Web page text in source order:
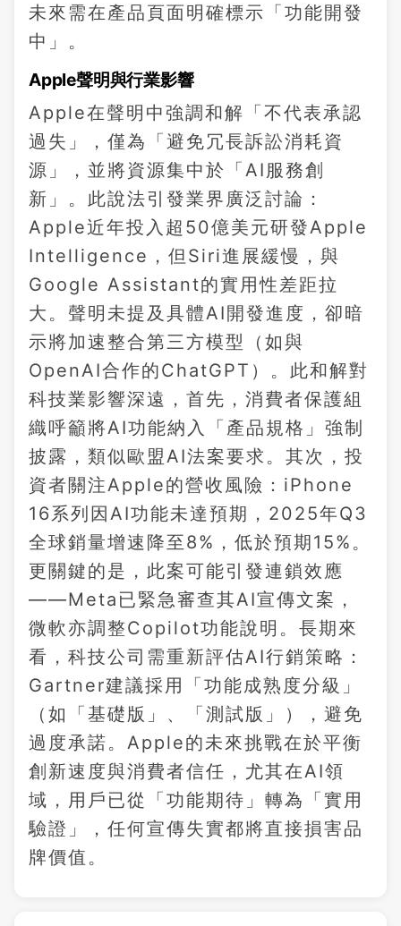
未來需在產品頁面明確標示「功能開發
中」。
Apple聲明與行業影響
Apple在聲明中強調和解「不代表承認
過失」，僅為「避免冗長訴訟消耗資
源」，並將資源集中於「AI服務創
新」。此說法引發業界廣泛討論：
Apple近年投入超50億美元研發Apple
Intelligence，但Siri進展緩慢，與
Google Assistant的實用性差距拉
大。聲明未提及具體AI開發進度，卻暗
示將加速整合第三方模型（如與
OpenAI合作的ChatGPT）。此和解對
科技業影響深遠，首先，消費者保護組
織呼籲將AI功能納入「產品規格」強制
披露，類似歐盟AI法案要求。其次，投
資者關注Apple的營收風險：iPhone
16系列因AI功能未達預期，2025年Q3
全球銷量增速降至8%，低於預期15%。
更關鍵的是，此案可能引發連鎖效應
——Meta已緊急審查其AI宣傳文案，
微軟亦調整Copilot功能說明。長期來
看，科技公司需重新評估AI行銷策略：
Gartner建議採用「功能成熟度分級」
（如「基礎版」、「測試版」），避免
過度承諾。Apple的未來挑戰在於平衡
創新速度與消費者信任，尤其在AI領
域，用戶已從「功能期待」轉為「實用
驗證」，任何宣傳失實都將直接損害品
牌價值。